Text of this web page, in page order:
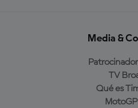
Media &
TV
Qué es